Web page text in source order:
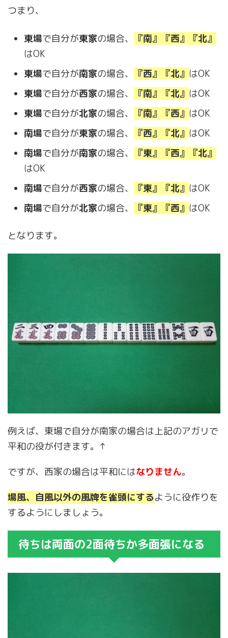
つまり、
東場で自分が東家の場合、
『南』『西』『北』
はOK
東場で自分が南家の場合、 『西』『北』 はOK
東場で自分が西家の場合、 『南』『北』 はOK
東場で自分が北家の場合、 『南』『西』 はOK
南場で自分が東家の場合、 『西』『北』 はOK
南場で自分が南家の場合、
『東』『西』『北』
はOK
南場で自分が西家の場合、 『東』『北』 はOK
南場で自分が北家の場合、 『東』『西』 はOK
となります。
例えば、東場で自分が南家の場合は上記のアガリで
平和の役が付きます。↑
ですが、西家の場合は平和にはなりません。
場風、自風以外の風牌を雀頭にするように役作りを
するようにしましょう。
待ちは両面の2面待ちか多面張になる